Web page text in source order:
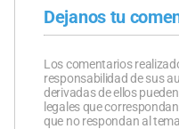
Dejanos tu
Los comentarios
responsabilidad de sus
derivadas de ellos
legales que
que no respondan al